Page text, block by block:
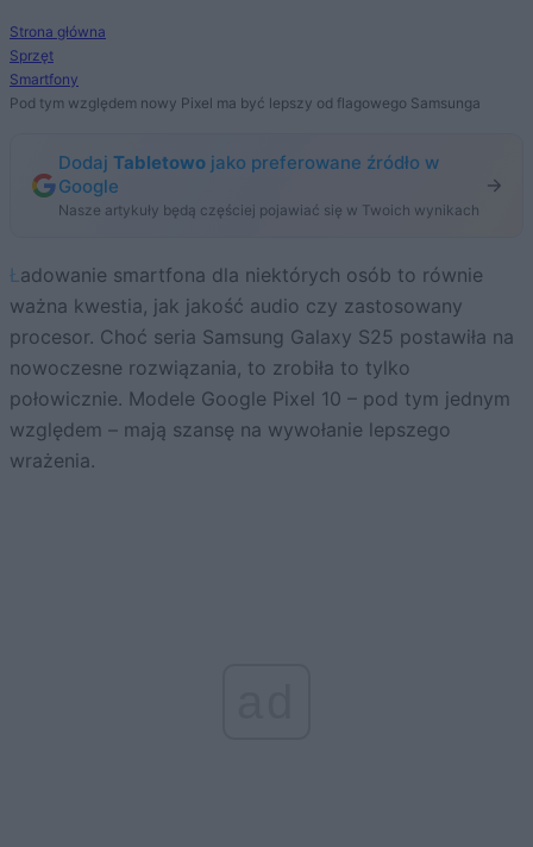
Strona główna
Sprzęt
Smartfony
Pod tym względem nowy Pixel ma być lepszy od flagowego Samsunga
Dodaj Tabletowo jako preferowane źródło w
Google
Nasze artykuły będą częściej pojawiać się w Twoich wynikach
Ładowanie smartfona dla niektórych osób to równie
ważna kwestia, jak jakość audio czy zastosowany
procesor. Choć seria Samsung Galaxy S25 postawiła na
nowoczesne rozwiązania, to zrobiła to tylko
połowicznie. Modele Google Pixel 10 – pod tym jednym
względem – mają szansę na wywołanie lepszego
wrażenia.